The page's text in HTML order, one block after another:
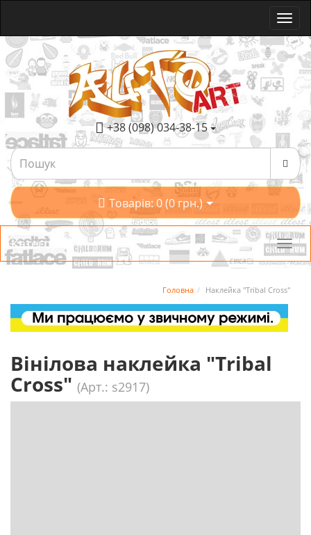
+38 (098) 034-38-15
Товарів: 0 (0 грн.)
Категорії
Головна Наклейка "Tribal Cross"
Вінілова наклейка "Tribal
Cross" (Арт.: s2917)